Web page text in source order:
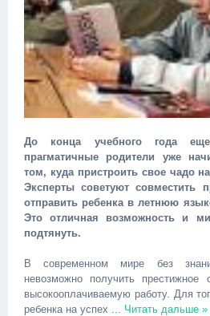
До конца учебного года
прагматичные родители уже
том, куда пристроить свое чадо
Эксперты советуют совместить
отправить ребенка в летнюю
Это отличная возможность и
подтянуть.
В современном мире без
невозможно получить престижное
высокооплачиваемую работу. Для
ребенка на успех
Читать дальше »